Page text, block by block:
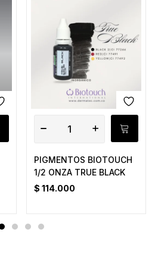
PIGMENTOS BIOTOUCH
1/2 ONZA TRUE BLACK
$ 114.000